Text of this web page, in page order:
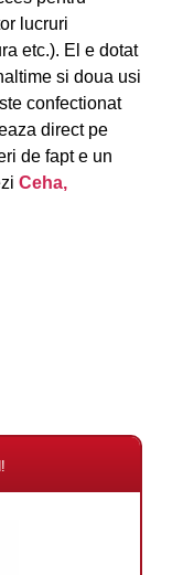
lucruri
etc.). El e dotat
si doua usi
confectionat
direct pe
de fapt e un
Ceha,